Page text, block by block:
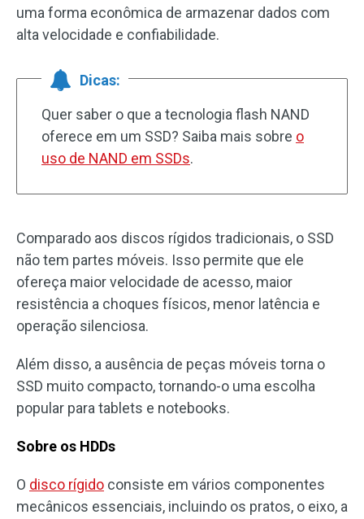
uma forma econômica de armazenar dados com
alta velocidade e confiabilidade.
Dicas:
Quer saber o que a tecnologia flash NAND
oferece em um SSD? Saiba mais sobre o
uso de NAND em SSDs.
Comparado aos discos rígidos tradicionais, o SSD
não tem partes móveis. Isso permite que ele
ofereça maior velocidade de acesso, maior
resistência a choques físicos, menor latência e
operação silenciosa.
Além disso, a ausência de peças móveis torna o
SSD muito compacto, tornando-o uma escolha
popular para tablets e notebooks.
Sobre os HDDs
O disco rígido consiste em vários componentes
mecânicos essenciais, incluindo os pratos, o eixo, a